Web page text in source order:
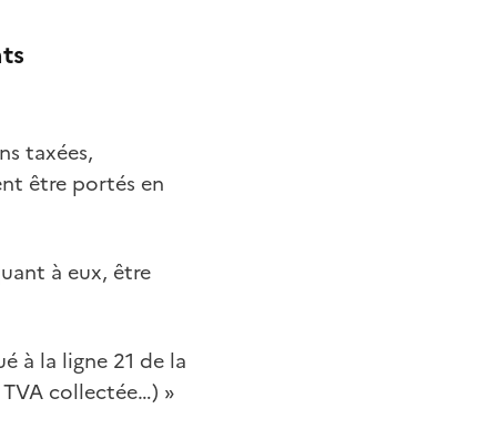
taxées,
être portés en
à eux, être
à la ligne 21 de la
collectée…) »